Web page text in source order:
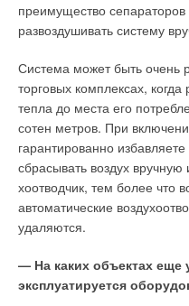
преимущество
развоздушивать систему
Система может быть очень
торговых комплексах,
тепла до места его
сотен метров. При
гарантированно
сбрасывать воздух вручную
хоотводчик, тем более что
автоматические
удаляются.
— На каких объектах еще
эксплуатируется